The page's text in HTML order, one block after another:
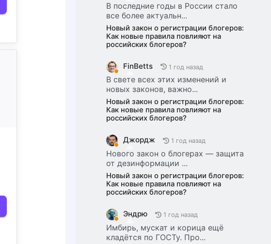
В последние годы в России стало
все более актуальн...
Новый закон о регистрации блогеров:
Как новые правила повлияют на
российских блогеров?
FinBetts 1 год назад
В свете всех этих изменений и
новых законов, важно...
Новый закон о регистрации блогеров:
Как новые правила повлияют на
российских блогеров?
Джордж 1 год назад
Нового закон о блогерах — защита
от дезинформации ...
Новый закон о регистрации блогеров:
Как новые правила повлияют на
российских блогеров?
Эндрю 1 год назад
Имбирь, мускат и корица ещё
кладётся по ГОСТу. Про...